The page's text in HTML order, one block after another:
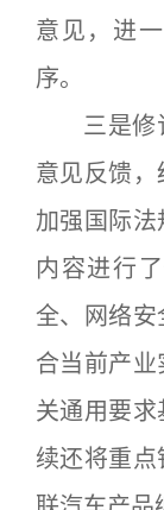
意见，进
序。
三是修订
意见反馈
加强国际法
内容进行
全、网络
合当前产
关通用要
续还将重